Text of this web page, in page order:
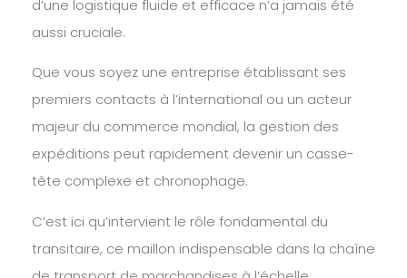
d’une logistique fluide et efficace n’a jamais été
aussi cruciale.
Que vous soyez une entreprise établissant ses
premiers contacts à l’international ou un acteur
majeur du commerce mondial, la gestion des
expéditions peut rapidement devenir un casse-
tête complexe et chronophage.
C’est ici qu’intervient le rôle fondamental du
transitaire, ce maillon indispensable dans la chaîne